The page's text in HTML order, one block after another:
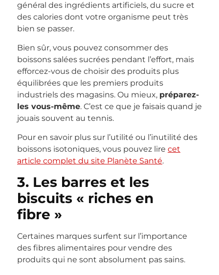
général des ingrédients artificiels, du sucre et
des calories dont votre organisme peut très
bien se passer.
Bien sûr, vous pouvez consommer des
boissons salées sucrées pendant l’effort, mais
efforcez-vous de choisir des produits plus
équilibrées que les premiers produits
industriels des magasins. Ou mieux, préparez-
les vous-même. C’est ce que je faisais quand je
jouais souvent au tennis.
Pour en savoir plus sur l’utilité ou l’inutilité des
boissons isotoniques, vous pouvez lire cet
article complet du site Planète Santé.
3. Les barres et les
biscuits « riches en
fibre »
Certaines marques surfent sur l’importance
des fibres alimentaires pour vendre des
produits qui ne sont absolument pas sains.